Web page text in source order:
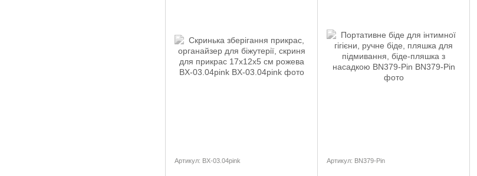
Артикул: BX-03.04pink Артикул: BN379-Pin